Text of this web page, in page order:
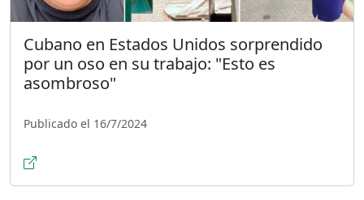
Cubano en Estados Unidos sorprendido
por un oso en su trabajo: "Esto es
asombroso"
Publicado el 16/7/2024